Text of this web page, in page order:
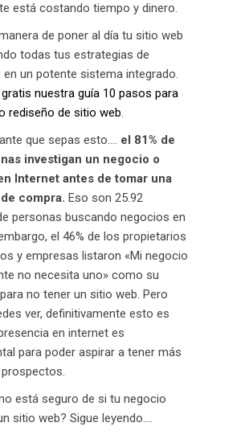
está costando tiempo y dinero.
de poner al día tu sitio web
todas tus estrategias de
en un potente sistema integrado.
nuestra guía 10 pasos para
rediseño de sitio web.
que sepas esto…. el 81% de
investigan un negocio o
Internet antes de tomar una
compra. Eso son 25.92
personas buscando negocios en
el 46% de los propietarios
y empresas listaron «Mi negocio
no necesita uno» como su
no tener un sitio web. Pero
ver, definitivamente esto es
en internet es
para poder aspirar a tener más
está seguro de si tu negocio
sitio web? Sigue leyendo….